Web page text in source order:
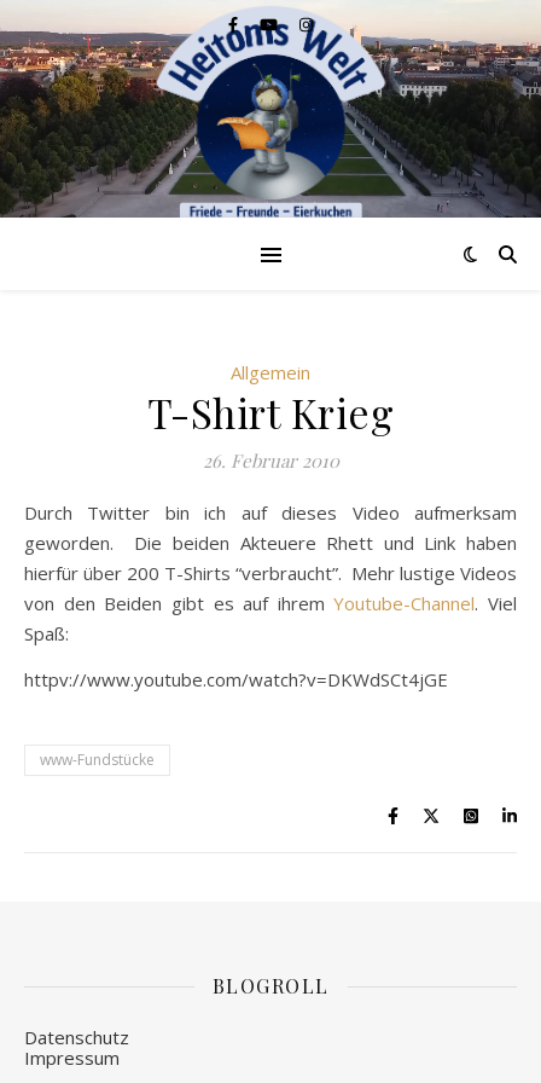
Allgemein
T-Shirt Krieg
26. Februar 2010
Durch Twitter bin ich auf dieses Video aufmerksam
geworden. Die beiden Akteuere Rhett und Link haben
hierfür über 200 T-Shirts “verbraucht”. Mehr lustige Videos
von den Beiden gibt es auf ihremYoutube-Channel. Viel
Spaß:
httpv://www.youtube.com/watch?v=DKWdSCt4jGE
www-Fundstücke
BLOGROLL
Datenschutz
Impressum